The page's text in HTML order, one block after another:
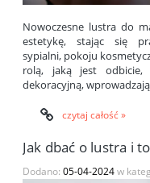
Nowoczesne lustra do
estetykę, stając się
sypialni, pokoju
rolą, jaką jest odbicie,
dekoracyjną,
czytaj całość »
Jak dbać o lustra i
Dodano: 05-04-2024w